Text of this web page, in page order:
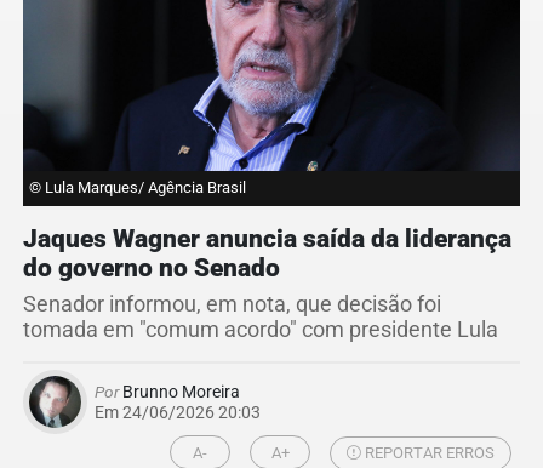
© Lula Marques/ Agência Brasil
Jaques Wagner anuncia saída da liderança
do governo no Senado
Senador informou, em nota, que decisão foi
tomada em "comum acordo" com presidente Lula
PorBrunno Moreira
Em 24/06/2026 20:03
A- A+ REPORTAR ERROS